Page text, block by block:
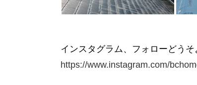
インスタグラム、フォローどうそ
https://www.instagram.com/